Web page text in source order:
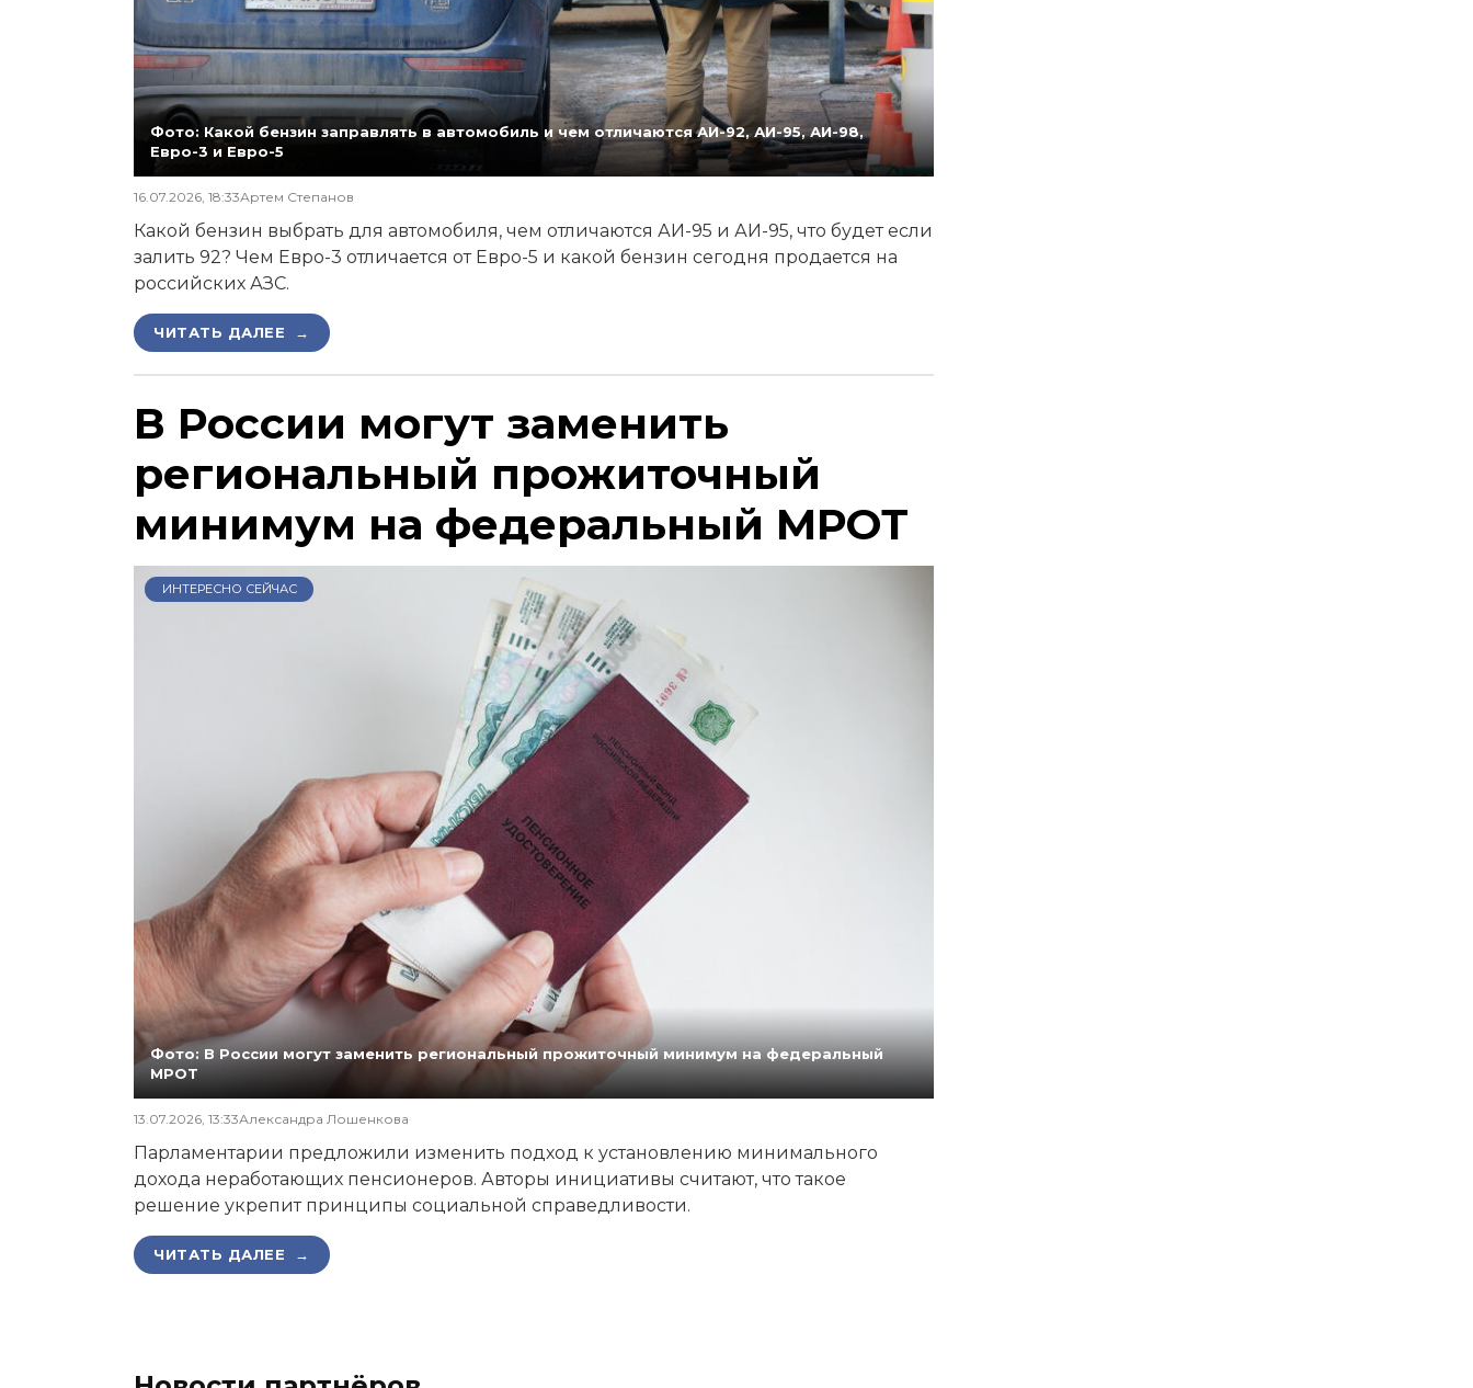
Фото: Какой бензин заправлять в автомобиль и чем отличаются АИ-92, АИ-95, АИ-98,
Евро-3 и Евро-5
16.07.2026, 18:33Артем Степанов
Какой бензин выбрать для автомобиля, чем отличаются АИ-95 и АИ-95, что будет если
залить 92? Чем Евро-3 отличается от Евро-5 и какой бензин сегодня продается на
российских АЗС.
ЧИТАТЬ ДАЛЕЕ →
В России могут заменить
региональный прожиточный
минимум на федеральный МРОТ
ИНТЕРЕСНО СЕЙЧАС
Фото: В России могут заменить региональный прожиточный минимум на федеральный
МРОТ
13.07.2026, 13:33Александра Лошенкова
Парламентарии предложили изменить подход к установлению минимального
дохода неработающих пенсионеров. Авторы инициативы считают, что такое
решение укрепит принципы социальной справедливости.
ЧИТАТЬ ДАЛЕЕ →